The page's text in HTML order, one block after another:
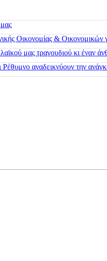
Οικονομίας &
μας τραγουδιού κι έναν
αναδεικνύουν την